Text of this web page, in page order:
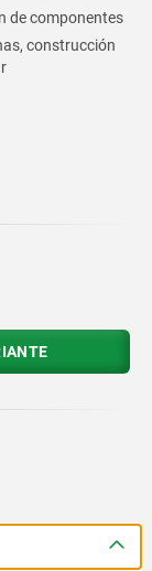
de componentes
construcción